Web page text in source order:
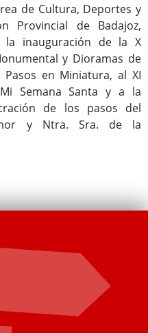
de Cultura, Deportes y
Provincial de Badajoz,
la inauguración de la X
y Dioramas de
Pasos en Miniatura, al XI
Semana Santa y a la
de los pasos del
y Ntra. Sra. de la